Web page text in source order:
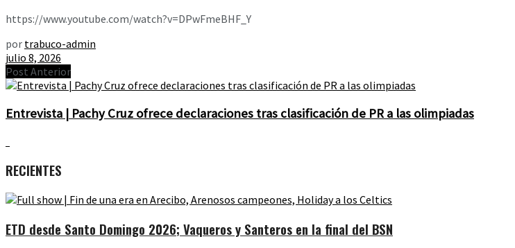
https://www.youtube.com/watch?v=DPwFmeBHF_Y
por trabuco-admin
julio 8, 2026
Post Anterior
Entrevista | Pachy Cruz ofrece declaraciones tras clasificación de PR a las olimpiadas
RECIENTES
ETD desde Santo Domingo 2026; Vaqueros y Santeros en la final del BSN